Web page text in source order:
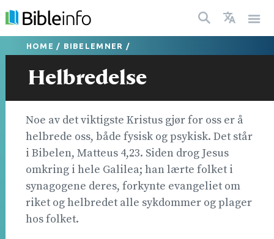
HOME / BIBELEMNER /
Helbredelse
Noe av det viktigste Kristus gjør for oss er å
helbrede oss, både fysisk og psykisk. Det står
i Bibelen, Matteus 4,23. Siden drog Jesus
omkring i hele Galilea; han lærte folket i
synagogene deres, forkynte evangeliet om
riket og helbredet alle sykdommer og plager
hos folket.